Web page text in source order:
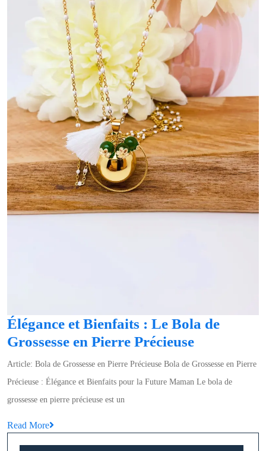
Rubis
Spinelle,
Éclats
de
Beauté
Élégance et Bienfaits : Le Bola de
Grossesse en Pierre PrécieuseÉlégance
et
Bienfaits
Bola
de
Article: Bola de Grossesse en Pierre Précieuse Bola de Grossesse en Pierre
Précieuse : Élégance et Bienfaits pour la Future Maman Le bola de
grossesse en pierre précieuse est un
Read More